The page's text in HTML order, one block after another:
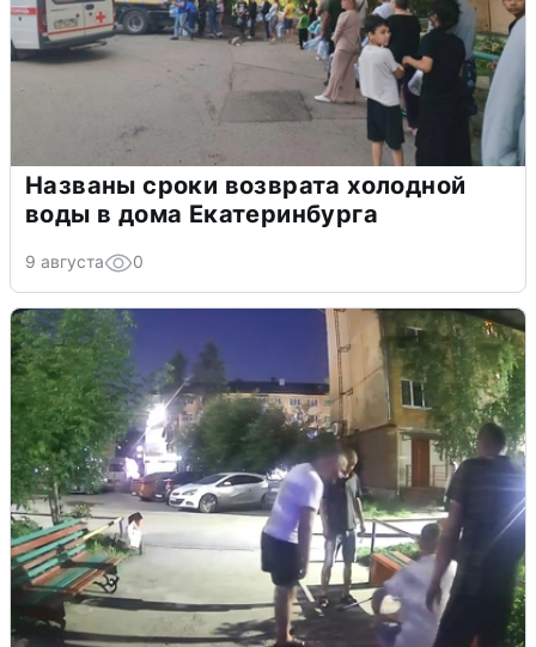
Названы сроки возврата холодной
воды в дома Екатеринбурга
9 августа 0